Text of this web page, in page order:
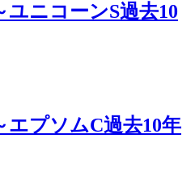
ユニコーンS過去10
エプソムC過去10年